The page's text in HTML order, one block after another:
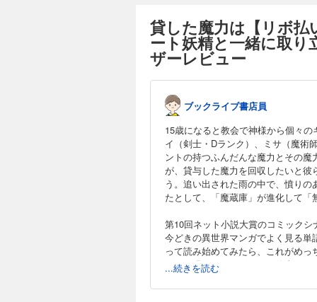
ート妖精エムピーに
さキチ (C)飯島しん
ーをサポートしてき
る仕打ちに憤るレン
ート妖精エムピーに
さキチ (C)飯島しん
132円 (税込)
ーをサポートしてき
荷物扱いされていた
る仕打ちに憤るレン
ート妖精エムピー
貸した魔力は【リボ払
ート妖精と一緒に取り
ザーレビュー
ブックライブ書店員
15歳になると教会で神様から個々
イ（剣士・Dランク）、ミサ（魔術
ントの持つふんだんな魔力とその
が、貸与した魔力を回収したいと
う。追い出された雨の中で、憤り
たとして、「魔蔵庫」が進化して
第10回ネット小説大賞のコミック
今どきの異世界マンガでよく見る
って読み始めてみたら、これがめ
そして現れるさまざまな冒険者た
にちょっとルーズな方も、ぜひ読
...続きを読む